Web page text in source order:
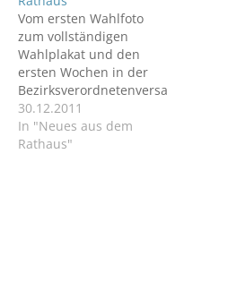
Vom ersten Wahlfoto
zum vollständigen
Wahlplakat und den
ersten Wochen in der
Bezirksverordnetenversa
mmlung Spandau.
30.12.2011
In "Neues aus dem
Rathaus"